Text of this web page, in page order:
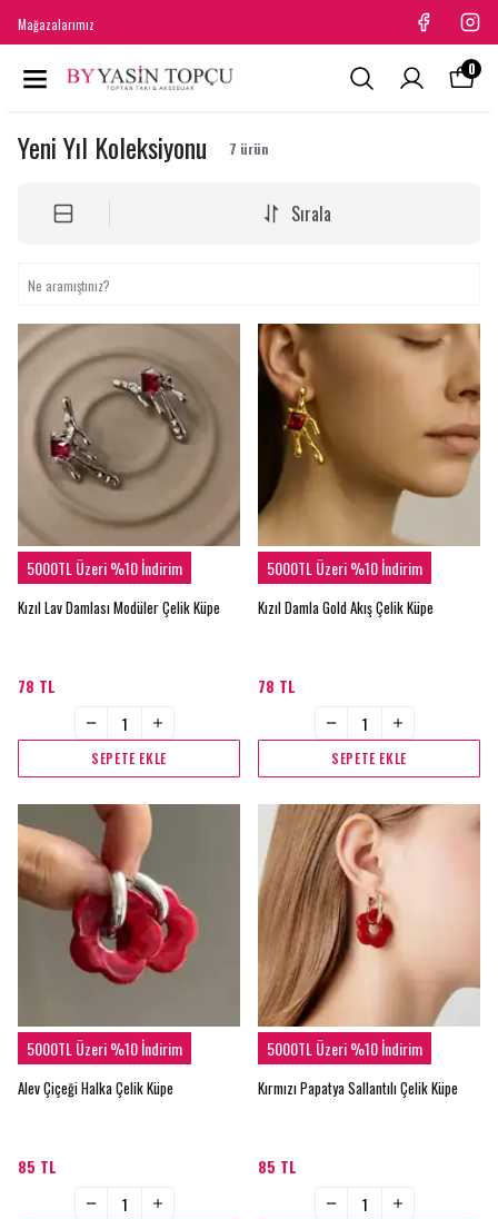
Mağazalarımız
0
Yeni Yıl Koleksiyonu 7 ürün
Sırala
5000TL Üzeri %10 İndirim
Kızıl Lav Damlası Modüler Çelik Küpe
78 TL
SEPETE EKLE
5000TL Üzeri %10 İndirim
Kızıl Damla Gold Akış Çelik Küpe
78 TL
SEPETE EKLE
5000TL Üzeri %10 İndirim
Alev Çiçeği Halka Çelik Küpe
85 TL
5000TL Üzeri %10 İndirim
Kırmızı Papatya Sallantılı Çelik Küpe
85 TL